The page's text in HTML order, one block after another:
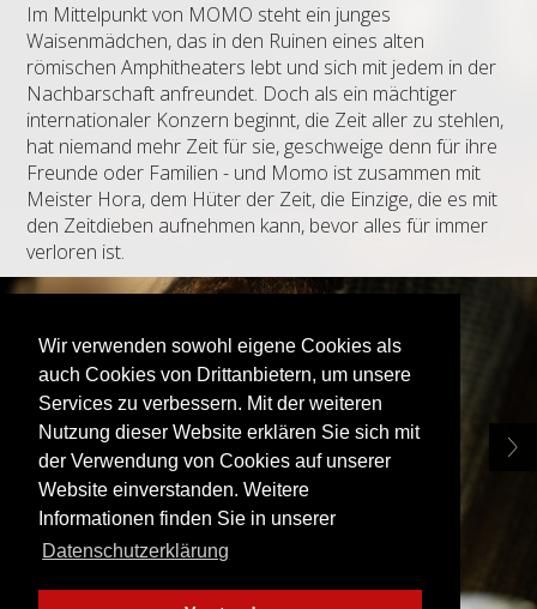
Wir verwenden sowohl eigene Cookies als
auch Cookies von Drittanbietern, um unsere
Services zu verbessern. Mit der weiteren
Nutzung dieser Website erklären Sie sich mit
der Verwendung von Cookies auf unserer
Website einverstanden. Weitere
Informationen finden Sie in unserer
Datenschutzerklärung
Im Mittelpunkt von MOMO steht ein junges
Waisenmädchen, das in den Ruinen eines alten
römischen Amphitheaters lebt und sich mit jedem in der
Nachbarschaft anfreundet. Doch als ein mächtiger
internationaler Konzern beginnt, die Zeit aller zu stehlen,
hat niemand mehr Zeit für sie, geschweige denn für ihre
Freunde oder Familien - und Momo ist zusammen mit
Meister Hora, dem Hüter der Zeit, die Einzige, die es mit
den Zeitdieben aufnehmen kann, bevor alles für immer
verloren ist.